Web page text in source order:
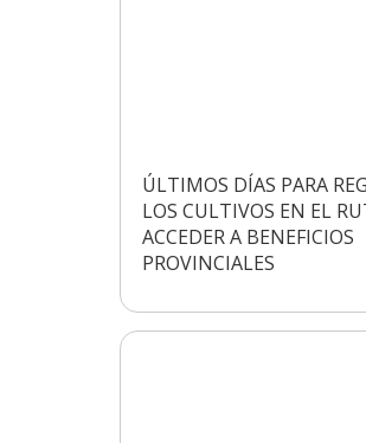
ÚLTIMOS DÍAS PARA
LOS CULTIVOS EN EL
ACCEDER A BENEFICIOS
PROVINCIALES